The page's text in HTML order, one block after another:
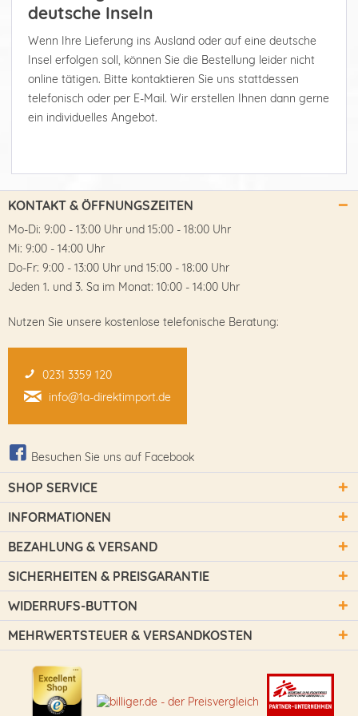
deutsche Inseln
Wenn Ihre Lieferung ins Ausland oder auf eine deutsche
Insel erfolgen soll, können Sie die Bestellung leider nicht
online tätigen. Bitte kontaktieren Sie uns stattdessen
telefonisch oder per E-Mail. Wir erstellen Ihnen dann gerne
ein individuelles Angebot.
KONTAKT & ÖFFNUNGSZEITEN
Mo-Di: 9:00 - 13:00 Uhr und 15:00 - 18:00 Uhr
Mi: 9:00 - 14:00 Uhr
Do-Fr: 9:00 - 13:00 Uhr und 15:00 - 18:00 Uhr
Jeden 1. und 3. Sa im Monat: 10:00 - 14:00 Uhr
Nutzen Sie unsere kostenlose telefonische Beratung:
0231 3359 120
info@1a-direktimport.de
Besuchen Sie uns auf Facebook
SHOP SERVICE
INFORMATIONEN
BEZAHLUNG & VERSAND
SICHERHEITEN & PREISGARANTIE
WIDERRUFS-BUTTON
MEHRWERTSTEUER & VERSANDKOSTEN